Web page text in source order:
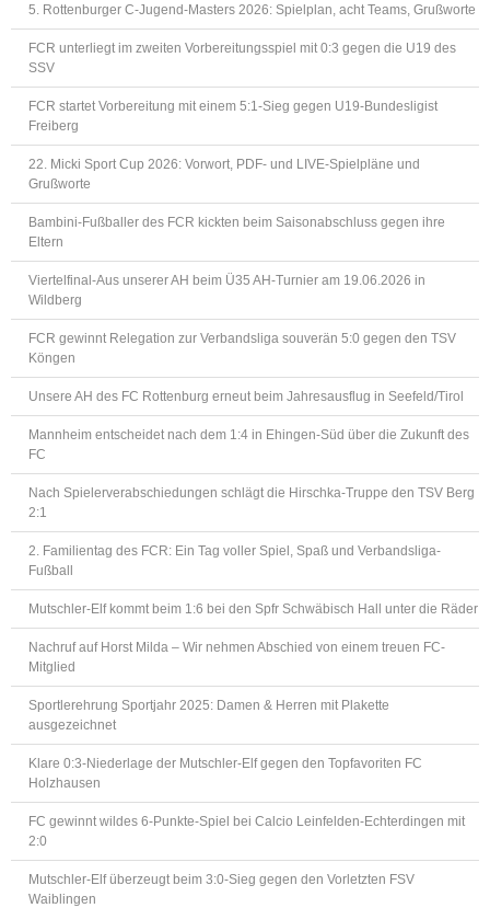
5. Rottenburger C-Jugend-Masters 2026: Spielplan, acht Teams, Grußworte
FCR unterliegt im zweiten Vorbereitungsspiel mit 0:3 gegen die U19 des
SSV
FCR startet Vorbereitung mit einem 5:1-Sieg gegen U19-Bundesligist
Freiberg
22. Micki Sport Cup 2026: Vorwort, PDF- und LIVE-Spielpläne und
Grußworte
Bambini-Fußballer des FCR kickten beim Saisonabschluss gegen ihre
Eltern
Viertelfinal-Aus unserer AH beim Ü35 AH-Turnier am 19.06.2026 in
Wildberg
FCR gewinnt Relegation zur Verbandsliga souverän 5:0 gegen den TSV
Köngen
Unsere AH des FC Rottenburg erneut beim Jahresausflug in Seefeld/Tirol
Mannheim entscheidet nach dem 1:4 in Ehingen-Süd über die Zukunft des
FC
Nach Spielerverabschiedungen schlägt die Hirschka-Truppe den TSV Berg
2:1
2. Familientag des FCR: Ein Tag voller Spiel, Spaß und Verbandsliga-
Fußball
Mutschler-Elf kommt beim 1:6 bei den Spfr Schwäbisch Hall unter die Räder
Nachruf auf Horst Milda – Wir nehmen Abschied von einem treuen FC-
Mitglied
Sportlerehrung Sportjahr 2025: Damen & Herren mit Plakette
ausgezeichnet
Klare 0:3-Niederlage der Mutschler-Elf gegen den Topfavoriten FC
Holzhausen
FC gewinnt wildes 6-Punkte-Spiel bei Calcio Leinfelden-Echterdingen mit
2:0
Mutschler-Elf überzeugt beim 3:0-Sieg gegen den Vorletzten FSV
Waiblingen